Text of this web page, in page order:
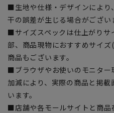
■生地や仕様・デザインにより
干の誤差が生じる場合がござい
■サイズスペックは仕上がりサ
部、商品現物におすすめサイ
商品もございます。
■ブラウザやお使いのモニター
加減により、実際の商品と掲
います。
■店舗や各モールサイトと商品